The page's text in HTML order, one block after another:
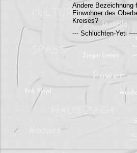
Andere Bezeichnung
Einwohner des
Kreises?
--- Schluchten-Yeti